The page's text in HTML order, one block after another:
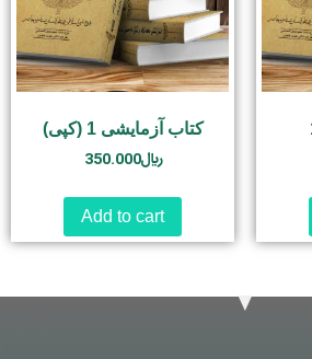
کتاب آزمایشی 1 (کپی)
﷼350.000
Add to cart